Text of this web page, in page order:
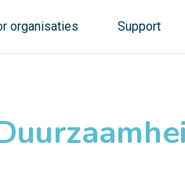
organisaties Support